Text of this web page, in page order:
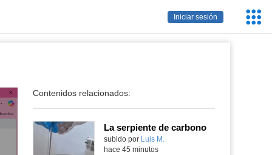
Iniciar sesión
Contenidos relacionados:
La serpiente de carbono
Contenido educativo.
subido por Luis M.
hace 45 minutos